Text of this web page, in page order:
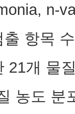
n-
항목
21개 물
농도 분